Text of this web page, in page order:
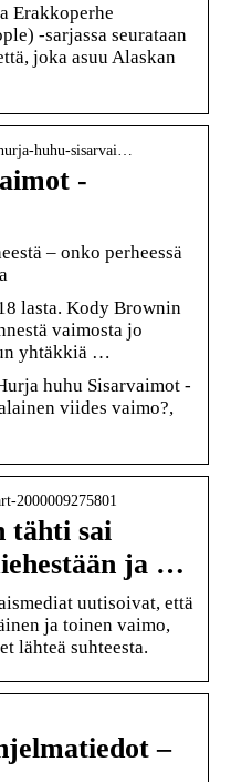
Erakkoperhe
-sarjassa seurataan
joka asuu Alaskan
huhu-sisarvai…
-
– onko perheessä
lasta. Kody Brownin
vaimosta jo
yhtäkkiä …
huhu Sisarvaimot -
viides vaimo?,
2000009275801
tähti sai
ja …
uutisoivat, että
ja toinen vaimo,
lähteä suhteesta.
–